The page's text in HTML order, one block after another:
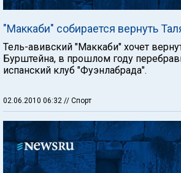
"Маккаби" собирается вернуть
Тель-авивский "Маккаби" хочет
Бурштейна, в прошлом году
испанский клуб "Фуэнлабрада".
02.06.2010 06:32 // Спорт